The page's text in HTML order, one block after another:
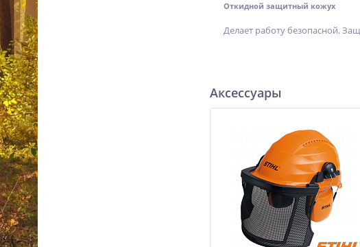
Откидной защитный кожух
Делает работу безопасной.
Аксессуары